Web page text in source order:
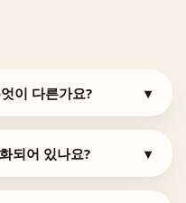
이 다른가요? ▾
되어 있나요? ▾